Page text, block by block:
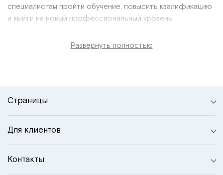
специалистам пройти обучение, повысить квалификацию
и выйти на новый профессиональный уровень.
Развернуть полностью
Страницы
Для клиентов
Контакты